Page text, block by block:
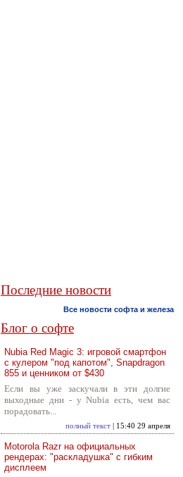
Последние новости
Все новости софта и железа
Блог о софте
Nubia Red Magic 3: игровой смартфон
с кулером "под капотом", Snapdragon
855 и ценником от $430
Если вы уже заскучали в эти долгие
выходные дни - у Nubia есть, чем вас
порадовать...
полный текст | 15:40 29 апреля
Motorola Razr на официальных
рендерах: "раскладушка" с гибким
дисплеем